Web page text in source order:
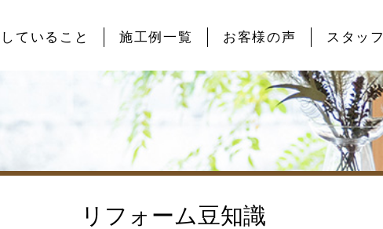
ていること 施工例一覧 お客様の声 スタッフ
リフォーム豆知識